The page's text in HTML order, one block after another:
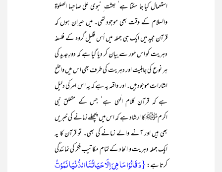
استعمال کیا جا سکتا ہے‘ بعثت ِ نبوی علیٰ صاحبہا الصلوٰۃ
والسلام کے وقت بھی موجود تھی۔ میں حیران ہوں کہ
قرآن مجید میں ایک ہی جملہ میں اُس قلیل گروہ کے فلسفہ
دہریت کو اس طور سے بیان کر دیا گیا ہے کہ دورِ جدید کی
ہر نوع کی جاہلیت اور دہریت کی طرف بھی اس میں واضح
اشارات موجود ہیں۔ اور واقعہ یہ ہے کہ یہ اس امر کی دلیل
ہے کہ قرآن کلام الٰہی ہے‘ جس کے متعلق نبی
اکرمﷺ کا ارشاد ہے کہ اس میں پچھلے زمانے کی خبریں
بھی ہیں اور آنے والے زمانے کی بھی۔ تو قرآن کا یہ
ایک جملہ دہریت و الحاد کے تمام مکاتیب فکر کی نمائندگی
کرتا ہے:{وَ قَالُوۡا مَا ہِیَ اِلَّا حَیَاتُنَا الدُّنۡیَا نَمُوۡتُ